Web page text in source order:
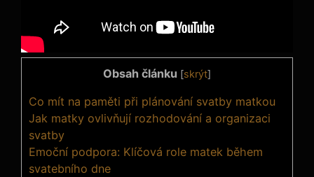
Obsah článku [skrýt]
Co mít na paměti při plánování svatby matkou
Jak matky ovlivňují rozhodování a organizaci
svatby
Emoční podpora: Klíčová role matek během
svatebního dne